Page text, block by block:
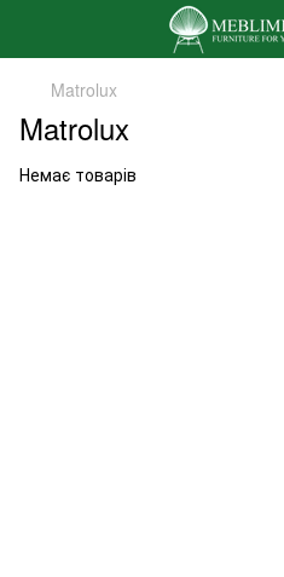
Matrolux
Matrolux
Немає товарів